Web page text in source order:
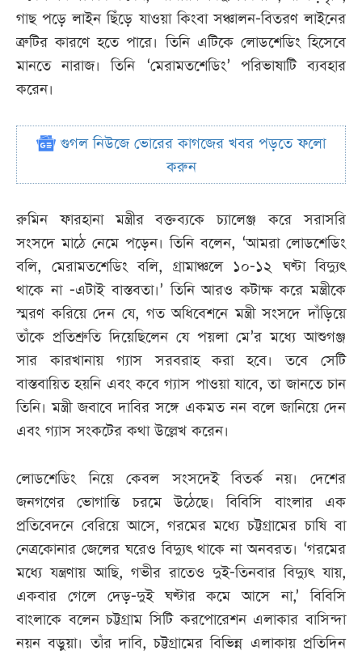
গাছ পড়ে লাইন ছিঁড়ে যাওয়া কিংবা সঞ্চালন-বিতরণ লাইনের
ত্রুটির কারণে হতে পারে। তিনি এটিকে লোডশেডিং হিসেবে
মানতে নারাজ। তিনি ‘মেরামতশেডিং’ পরিভাষাটি ব্যবহার
করেন।
গুগল নিউজে ভোরের কাগজের খবর পড়তে ফলো
করুন
রুমিন ফারহানা মন্ত্রীর বক্তব্যকে চ্যালেঞ্জ করে সরাসরি
সংসদে মাঠে নেমে পড়েন। তিনি বলেন, ‘আমরা লোডশেডিং
বলি, মেরামতশেডিং বলি, গ্রামাঞ্চলে ১০-১২ ঘণ্টা বিদ্যুৎ
থাকে না -এটাই বাস্তবতা।’ তিনি আরও কটাক্ষ করে মন্ত্রীকে
স্মরণ করিয়ে দেন যে, গত অধিবেশনে মন্ত্রী সংসদে দাঁড়িয়ে
তাঁকে প্রতিশ্রুতি দিয়েছিলেন যে পয়লা মে’র মধ্যে আশুগঞ্জ
সার কারখানায় গ্যাস সরবরাহ করা হবে। তবে সেটি
বাস্তবায়িত হয়নি এবং কবে গ্যাস পাওয়া যাবে, তা জানতে চান
তিনি। মন্ত্রী জবাবে দাবির সঙ্গে একমত নন বলে জানিয়ে দেন
এবং গ্যাস সংকটের কথা উল্লেখ করেন।
লোডশেডিং নিয়ে কেবল সংসদেই বিতর্ক নয়। দেশের
জনগণের ভোগান্তি চরমে উঠেছে। বিবিসি বাংলার এক
প্রতিবেদনে বেরিয়ে আসে, গরমের মধ্যে চট্টগ্রামের চাষি বা
নেত্রকোনার জেলের ঘরেও বিদ্যুৎ থাকে না অনবরত। ‘গরমের
মধ্যে যন্ত্রণায় আছি, গভীর রাতেও দুই-তিনবার বিদ্যুৎ যায়,
একবার গেলে দেড়-দুই ঘণ্টার কমে আসে না,’ বিবিসি
বাংলাকে বলেন চট্টগ্রাম সিটি করপোরেশন এলাকার বাসিন্দা
নয়ন বড়ুয়া। তাঁর দাবি, চট্টগ্রামের বিভিন্ন এলাকায় প্রতিদিন